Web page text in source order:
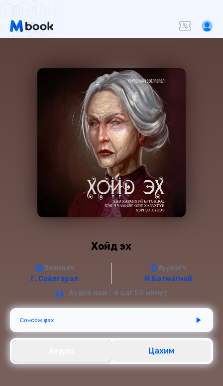
Хойд эх
Зохиолч
Г. Соёлгэрэл
Өгүүлэгч
М.Батмагнай
Аудио ном - 4 цаг 59 минут
Сонсож үзэх
Цахим